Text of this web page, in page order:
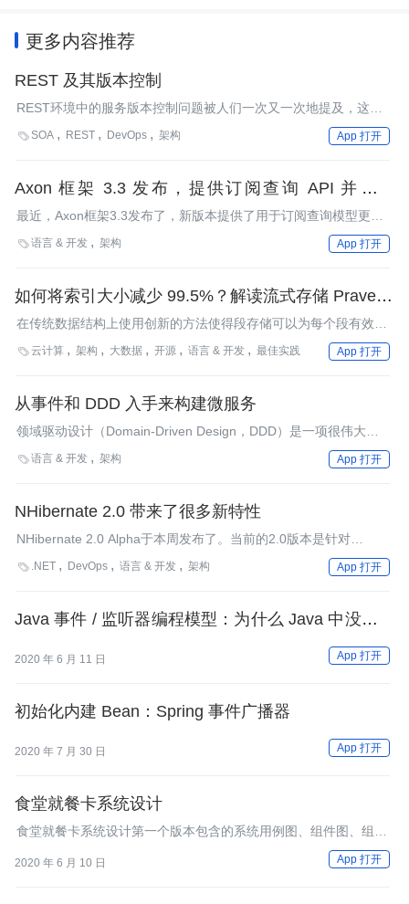
更多内容推荐
REST 及其版本控制
REST环境中的服务版本控制问题被人们一次又一次地提及，这次
Ganesh Prasad提出了一个方案，它不再更改服务的URL，而是首
SOA REST DevOps 架构 App 打开
Axon 框架 3.3 发布，提供订阅查询 API 并支持
Kafka
最近，Axon框架3.3发布了，新版本提供了用于订阅查询模型更新
的订阅查询API、用于调度截止期消息发布的管理器，以及允许使
用Kafka来发送和接收事件的Axon-Kafka模块。更新版本3.3.2也已
语言 & 开发 架构 App 打开
如何将索引大小减少 99.5%？解读流式存储 Pravega
的段属性
在传统数据结构上使用创新的方法使得段存储可以为每个段有效管
理10亿数量级的段属性。
云计算 架构 大数据 开源 语言 & 开发 最佳实践 App 打开
从事件和 DDD 入手来构建微服务
领域驱动设计（Domain-Driven Design，DDD）是一项很伟大的
技术，它拉近了设计与程序实际所服务的领域，但是通常我们会关
注结构，从而太早地做出决策，这并非DDD的本意。相反，在领域
用“事件优先”的方式所具有的优势。
语言 & 开发 架构 App 打开
NHibernate 2.0 带来了很多新特性
NHibernate 2.0 Alpha于本周发布了。当前的2.0版本是针对
Hibernate 3.2.6的特性集跨出的第一步，很多类都已经完全重写而
 .NET DevOps 语言 & 开发 架构 App 打开
Java 事件 / 监听器编程模型：为什么 Java 中没有提
2020 年 6 月 11 日 App 打开
初始化内建 Bean：Spring 事件广播器
2020 年 7 月 30 日 App 打开
食堂就餐卡系统设计
食堂就餐卡系统设计第一个版本包含的系统用例图、组件图、组件
2020 年 6 月 10 日 App 打开